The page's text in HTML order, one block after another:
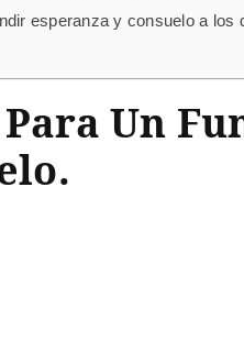
esperanza y consuelo a los
Un